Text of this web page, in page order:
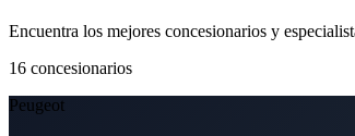
Encuentra los mejores concesionarios y
16 concesionarios
Peugeot